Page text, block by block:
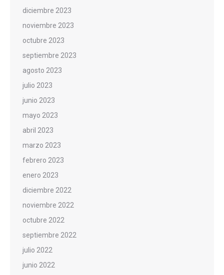
diciembre 2023
noviembre 2023
octubre 2023
septiembre 2023
agosto 2023
julio 2023
junio 2023
mayo 2023
abril 2023
marzo 2023
febrero 2023
enero 2023
diciembre 2022
noviembre 2022
octubre 2022
septiembre 2022
julio 2022
junio 2022